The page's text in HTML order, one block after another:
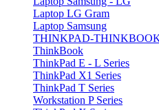
Laptop LG Gram
Laptop Samsung
THINKPAD-
ThinkBook
ThinkPad E - L Series
ThinkPad X1 Series
ThinkPad T Series
Workstation P Series